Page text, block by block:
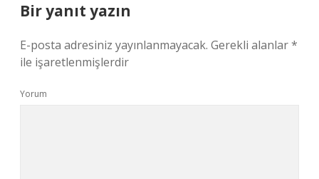
Bir yanıt yazın
E-posta adresiniz yayınlanmayacak. Gerekli alanlar*
ile işaretlenmişlerdir
Yorum